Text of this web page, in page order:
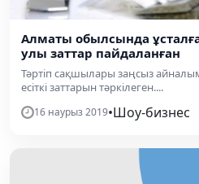
Алматы обылсында
улы заттар пайдаланған
Тәртіп сақшылары заңсыз
есіткі заттарын тәркілеген....
16 наурыз 2019•Шоу-бизнес